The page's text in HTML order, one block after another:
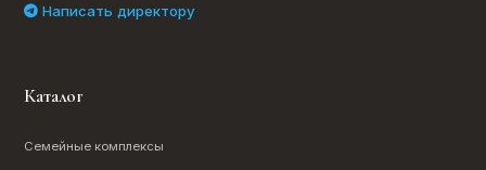
Написать директору
Каталог
Семейные комплексы